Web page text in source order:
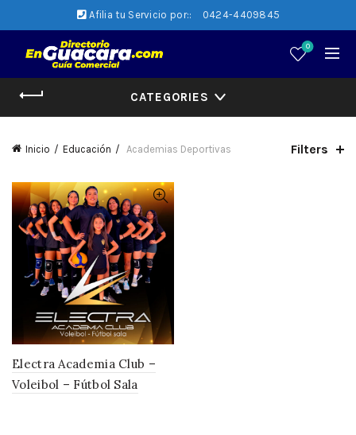
Afilia tu Servicio por:: 0424-4409845
0
CATEGORIES
Inicio Educación Academias Deportivas Filters
Electra Academia Club –
Voleibol – Fútbol Sala